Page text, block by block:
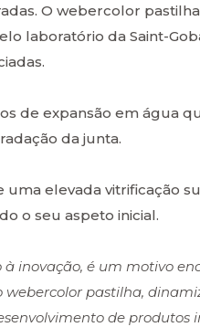
O webercolor
laboratório da Saint-
de expansão em água
da junta.
uma elevada vitrificação
o seu aspeto inicial.
à inovação, é um motivo
pastilha,
de produtos